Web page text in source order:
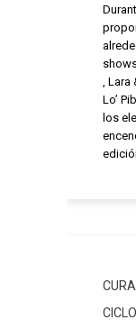
, Lara
Lo’
los